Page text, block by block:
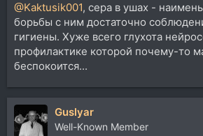
@Kaktusik001, cера в ушах -
борьбы с ним достаточно
гигиены. Хуже всего глухота
профилактике которой почему-то
беспокоится...
Guslyar
Well-Known Member